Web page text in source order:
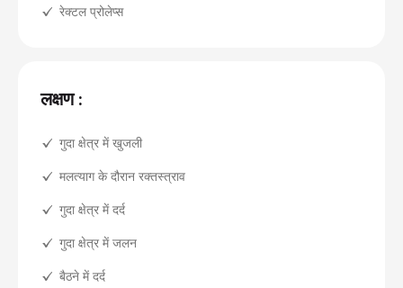
रेक्टल प्रोलेप्स
लक्षण :
गुदा क्षेत्र में खुजली
मलत्याग के दौरान रक्तस्त्राव
गुदा क्षेत्र में दर्द
गुदा क्षेत्र में जलन
बैठने में दर्द